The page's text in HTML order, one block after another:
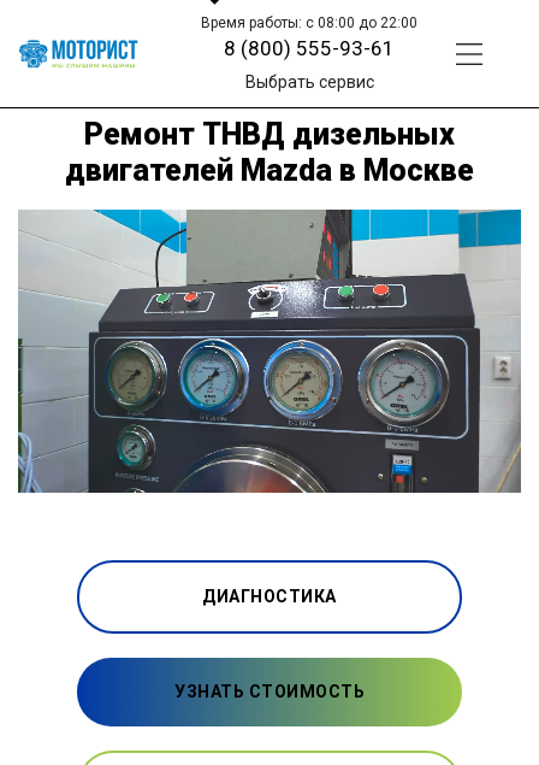
Время работы: с 08:00 до 22:00
8 (800) 555-93-61
Выбрать сервис
Ремонт ТНВД дизельных
двигателей Mazda в Москве
ДИАГНОСТИКА
УЗНАТЬ СТОИМОСТЬ